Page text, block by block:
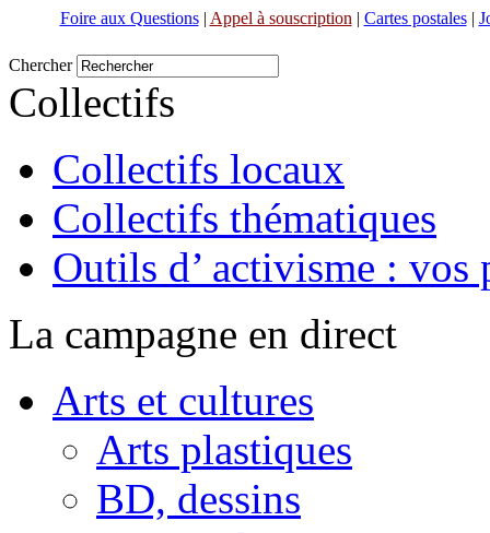
Foire aux Questions| Appel à souscription | Cartes postales|
Chercher
Collectifs
Collectifs locaux
Collectifs thématiques
Outils d’ activisme : vos
La campagne en direct
Arts et cultures
Arts plastiques
BD, dessins